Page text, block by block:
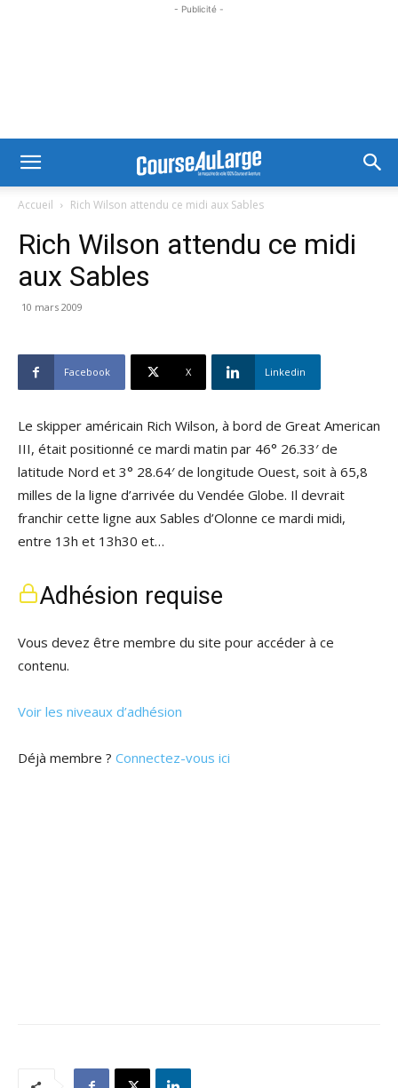
- Publicité -
Accueil Rich Wilson attendu ce midi aux Sables
Rich Wilson attendu ce midi
aux Sables
10 mars 2009
Facebook X Linkedin
Le skipper américain Rich Wilson, à bord de Great American
III, était positionné ce mardi matin par 46° 26.33′ de
latitude Nord et 3° 28.64′ de longitude Ouest, soit à 65,8
milles de la ligne d’arrivée du Vendée Globe. Il devrait
franchir cette ligne aux Sables d’Olonne ce mardi midi,
entre 13h et 13h30 et…
Adhésion requise
Vous devez être membre du site pour accéder à ce
contenu.
Voir les niveaux d’adhésion
Déjà membre ? Connectez-vous ici